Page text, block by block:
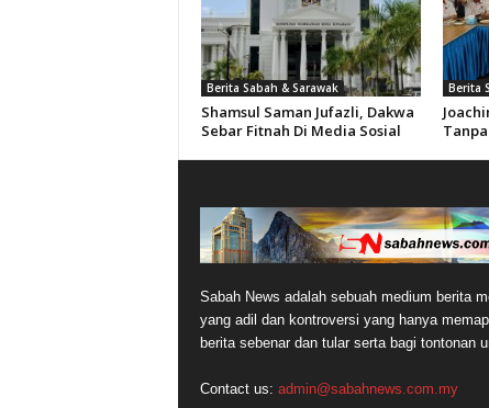
Berita Sabah & Sarawak
Shamsul Saman Jufazli, Dakwa
Sebar Fitnah Di Media Sosial
Berita
Sabah News adalah sebuah medium berita
yang adil dan kontroversi yang hanya
berita sebenar dan tular serta bagi tontonan
Contact us: admin@sabahnews.com.my